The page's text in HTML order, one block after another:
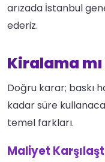
arızada İstanbul
ederiz.
Kiralama mı
Doğru karar; baskı
kadar süre
temel farkları.
Maliyet